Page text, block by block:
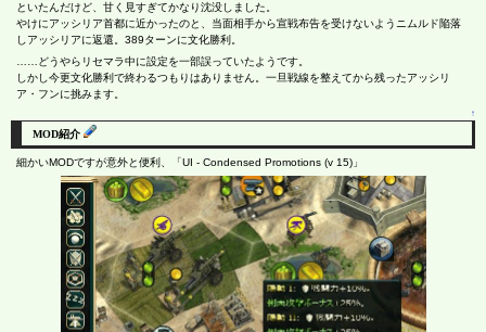
といたんだけど、甘く見すぎてかなり沈没しました。
やけにアッシリア首都に近かったのと、当面相手から宣戦布告を受けないようニムルド陥落
しアッシリアに返還。389ターンに文化勝利。
……どうやらリセマラ中に設定を一部誤っていたようです。
しかし今更文化勝利で終わるつもりはありません。一旦戦線を整えてから残ったアッシリ
ア・フンに挑みます。
↑
MOD紹介
細かいMODですが意外と便利、「UI - Condensed Promotions (v 15)」